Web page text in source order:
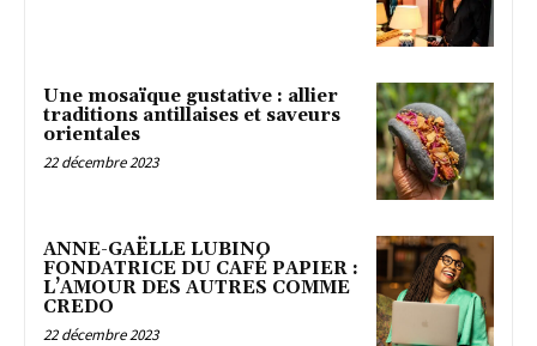
Une mosaïque gustative : allier
traditions antillaises et saveurs
orientales
22 décembre 2023
ANNE-GAËLLE LUBINO
FONDATRICE DU CAFÉ PAPIER :
L’AMOUR DES AUTRES COMME
CREDO
22 décembre 2023